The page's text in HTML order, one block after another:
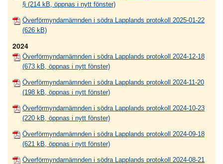
§ (214 kB, öppnas i nytt fönster)
Överförmyndarnämnden i södra Lapplands protokoll 2025-01-22
(626 kB)
2024
Överförmyndarnämnden i södra Lapplands protokoll 2024-12-18
(673 kB, öppnas i nytt fönster)
Överförmyndarnämnden i södra Lapplands protokoll 2024-11-20
(198 kB, öppnas i nytt fönster)
Överförmyndarnämnden i södra Lapplands protokoll 2024-10-23
(220 kB, öppnas i nytt fönster)
Överförmyndarnämnden i södra Lapplands protokoll 2024-09-18
(621 kB, öppnas i nytt fönster)
Överförmyndarnämnden i södra Lapplands protokoll 2024-08-21